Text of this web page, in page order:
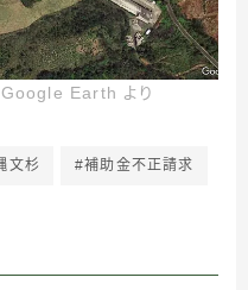
Earth より
文杉 #補助金不正請求